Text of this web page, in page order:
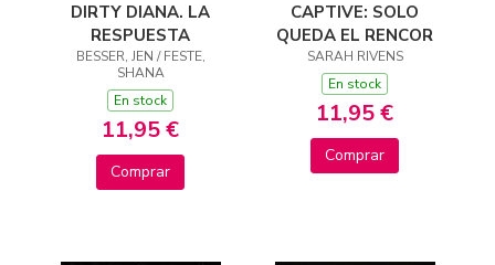
DIRTY DIANA. LA
RESPUESTA
BESSER, JEN / FESTE,
SHANA
En stock
11,95 €
Comprar
CAPTIVE: SOLO
QUEDA EL RENCOR
SARAH RIVENS
En stock
11,95 €
Comprar